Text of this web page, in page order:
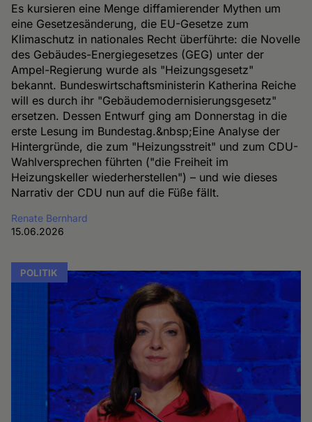
Es kursieren eine Menge diffamierender Mythen um
eine Gesetzesänderung, die EU-Gesetze zum
Klimaschutz in nationales Recht überführte: die Novelle
des Gebäudes-Energiegesetzes (GEG) unter der
Ampel-Regierung wurde als "Heizungsgesetz"
bekannt. Bundeswirtschaftsministerin Katherina Reiche
will es durch ihr "Gebäudemodernisierungsgesetz"
ersetzen. Dessen Entwurf ging am Donnerstag in die
erste Lesung im Bundestag.&nbsp;Eine Analyse der
Hintergründe, die zum "Heizungsstreit" und zum CDU-
Wahlversprechen führten ("die Freiheit im
Heizungskeller wiederherstellen") – und wie dieses
Narrativ der CDU nun auf die Füße fällt.
Renate Bernhard
15.06.2026
POLITIK